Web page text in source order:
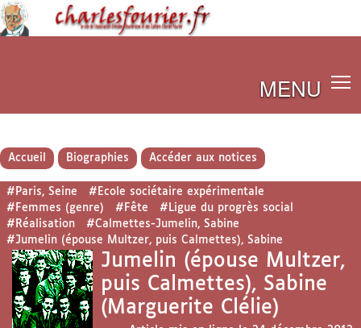
MENU
Accueil Biographies Accéder aux notices
#Paris, Seine
#Ecole sociétaire expérimentale
#Femmes (genre)
#Fête
#Ligue du progrès social
#Réalisation
#Calmettes-Jumelin, Sabine
#Jumelin (épouse Multzer, puis Calmettes), Sabine
Jumelin (épouse Multzer,
puis Calmettes), Sabine
(Marguerite Clélie)